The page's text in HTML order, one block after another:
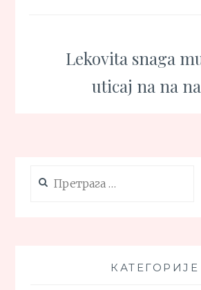
Lekovita snaga
uticaj na na
за:
КАТЕГОРИЈЕ